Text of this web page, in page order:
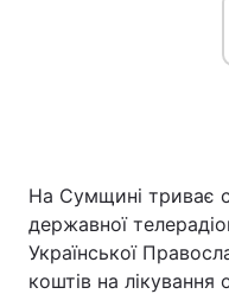
На Сумщині триває
державної
Української
коштів на лікування